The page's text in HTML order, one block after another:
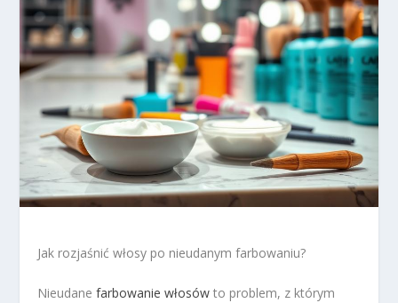
Jak rozjaśnić włosy po nieudanym farbowaniu?
Nieudanefarbowanie włosów to problem, z którym